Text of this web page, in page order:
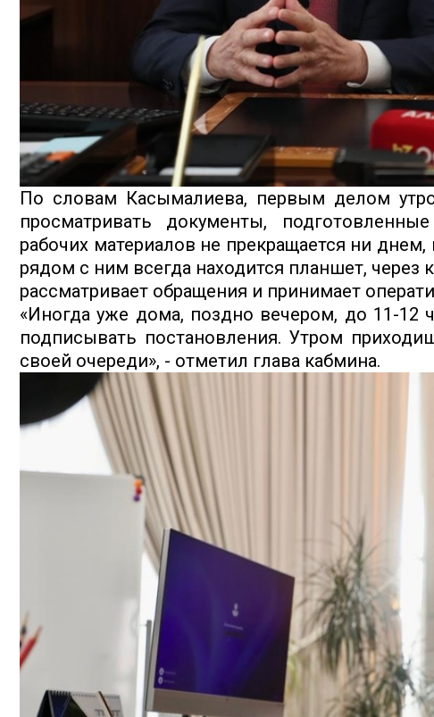
По словам Касымалиева, первым делом
просматривать документы,
рабочих материалов не прекращается ни
рядом с ним всегда находится планшет, через
рассматривает обращения и принимает
«Иногда уже дома, поздно вечером, до 11-12
подписывать постановления. Утром
своей очереди», - отметил глава кабмина.